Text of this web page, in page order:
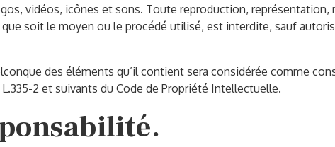
vidéos, icônes et sons. Toute reproduction,
soit le moyen ou le procédé utilisé, est interdite, sauf
des éléments qu’il contient sera considérée comme
2 et suivants du Code de Propriété Intellectuelle.